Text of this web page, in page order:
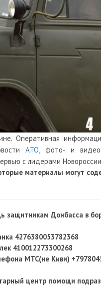
Оперативная
АТО, фото- и
с лидерами
материалы могут
защитникам Донбасса в
4276380053782368
410012273300268
МТС(не Киви)
центр помощи